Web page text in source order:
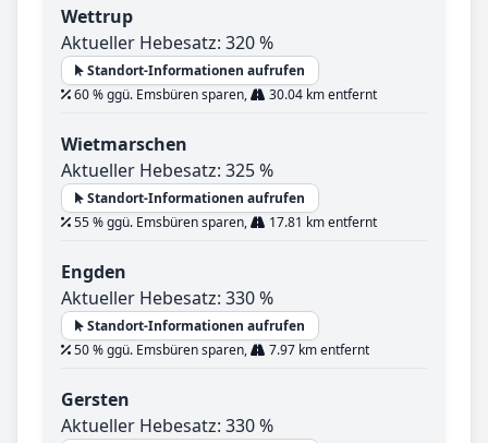
Wettrup
Aktueller Hebesatz: 320 %
Standort-Informationen aufrufen
60 % ggü. Emsbüren sparen,
30.04 km entfernt
Wietmarschen
Aktueller Hebesatz: 325 %
Standort-Informationen aufrufen
55 % ggü. Emsbüren sparen,
17.81 km entfernt
Engden
Aktueller Hebesatz: 330 %
Standort-Informationen aufrufen
50 % ggü. Emsbüren sparen,
7.97 km entfernt
Gersten
Aktueller Hebesatz: 330 %